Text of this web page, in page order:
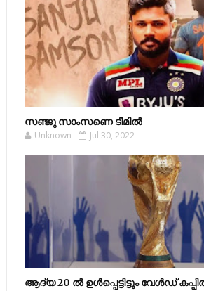
സഞ്ജു സാംസണെ ടീമില്‍
Unknown Jul 30, 2022
ആദ്യ 20 ല്‍ ഉള്‍പ്പെട്ടിട്ടും വേള്‍ഡ്